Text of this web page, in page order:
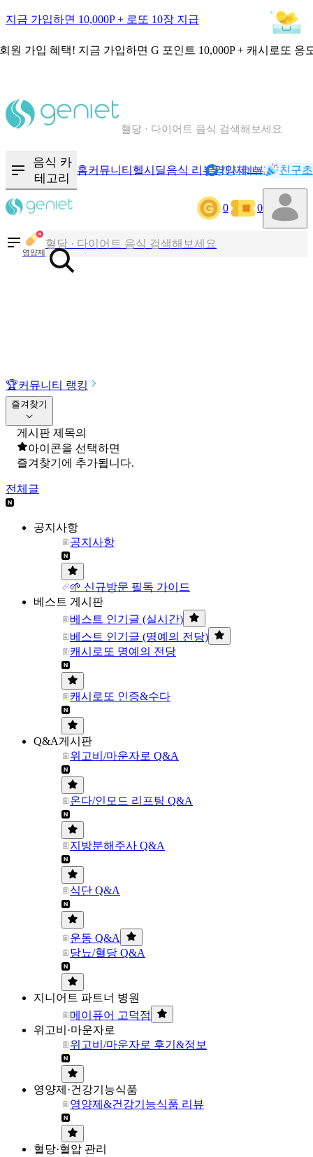
지금 가입하면 10,000P + 로또 10장 지급
원 가입 혜택! 지금 가입하면 G 포인트 10,000P + 캐시로또 응
음식 · 영양제 리뷰를 찾아보세요
음식 카
테고리
홈커뮤니티 헬시딜음식 리뷰영양제NEW기록
캐시리뷰 친구
0 0
영양제
칼로리와 영양성분을 검색해보세요
혈당 · 다이어트 음식 검색해보세요
음식 · 영양제 리뷰를 찾아보세요
🏆커뮤니티 랭킹
즐겨찾기
게시판 제목의
아이콘을 선택하면
즐겨찾기에 추가됩니다.
전체글
공지사항
공지사항
🌱 신규방문 필독 가이드
베스트 게시판
베스트 인기글 (실시간)
베스트 인기글 (명예의 전당)
캐시로또 명예의 전당
캐시로또 인증&수다
Q&A게시판
위고비/마운자로 Q&A
온다/인모드 리프팅 Q&A
지방분해주사 Q&A
식단 Q&A
운동 Q&A
당뇨/혈당 Q&A
지니어트 파트너 병원
메이퓨어 고덕점
위고비·마운자로
위고비/마운자로 후기&정보
영양제·건강기능식품
영양제&건강기능식품 리뷰
혈당·혈압 관리